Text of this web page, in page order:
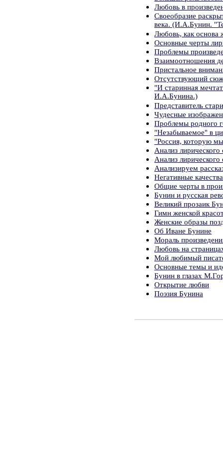
Любовь в
Своеобразие
века. (И.А.Бунин.
Любовь, как основа
Основные черты
Проблемы
Взаимоотношения
Пристальное
Отсутствующий
"И старинная
И.А.Бунина.)
Представитель
Чудесные
Проблемы родного
"Незабываемое" в
"Россия, которую
Анализ
Анализ
Анализируем
Негативные
Общие черты в
Бунин и русская
Великий прозаик
Гимн женской
Женские образы
Об Иване Бунине
Мораль
Любовь на
Мой любимый
Основные темы и
Бунин в глазах
Открытие любви
Поэзия Бунина